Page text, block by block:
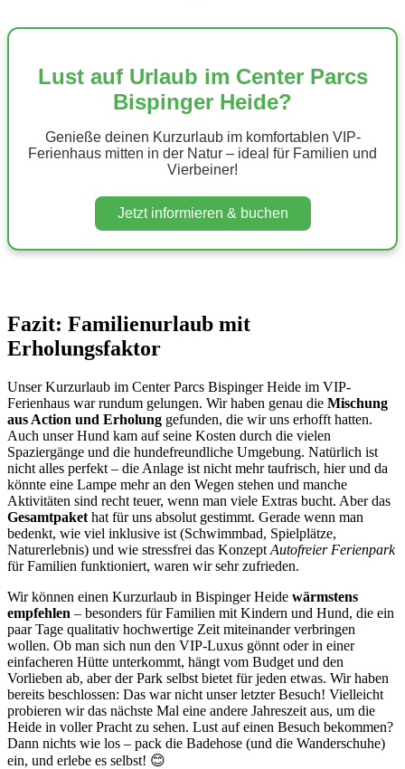
Lust auf Urlaub im Center Parcs
Bispinger Heide?
Genieße deinen Kurzurlaub im komfortablen VIP-
Ferienhaus mitten in der Natur – ideal für Familien und
Vierbeiner!
Jetzt informieren & buchen
Fazit: Familienurlaub mit
Erholungsfaktor
Unser Kurzurlaub im Center Parcs Bispinger Heide im VIP-
Ferienhaus war rundum gelungen. Wir haben genau die Mischung
aus Action und Erholung gefunden, die wir uns erhofft hatten.
Auch unser Hund kam auf seine Kosten durch die vielen
Spaziergänge und die hundefreundliche Umgebung. Natürlich ist
nicht alles perfekt – die Anlage ist nicht mehr taufrisch, hier und da
könnte eine Lampe mehr an den Wegen stehen und manche
Aktivitäten sind recht teuer, wenn man viele Extras bucht. Aber das
Gesamtpaket hat für uns absolut gestimmt. Gerade wenn man
bedenkt, wie viel inklusive ist (Schwimmbad, Spielplätze,
Naturerlebnis) und wie stressfrei das Konzept Autofreier Ferienpark
für Familien funktioniert, waren wir sehr zufrieden.
Wir können einen Kurzurlaub in Bispinger Heide wärmstens
empfehlen – besonders für Familien mit Kindern und Hund, die ein
paar Tage qualitativ hochwertige Zeit miteinander verbringen
wollen. Ob man sich nun den VIP-Luxus gönnt oder in einer
einfacheren Hütte unterkommt, hängt vom Budget und den
Vorlieben ab, aber der Park selbst bietet für jeden etwas. Wir haben
bereits beschlossen: Das war nicht unser letzter Besuch! Vielleicht
probieren wir das nächste Mal eine andere Jahreszeit aus, um die
Heide in voller Pracht zu sehen. Lust auf einen Besuch bekommen?
Dann nichts wie los – pack die Badehose (und die Wanderschuhe)
ein, und erlebe es selbst! 😊